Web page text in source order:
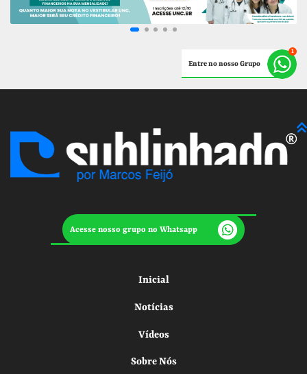
Entre no nosso Grupo
Acesse nosso grupo no Whatsapp
Inicial
Notícias
Vídeos
Sobre Nós